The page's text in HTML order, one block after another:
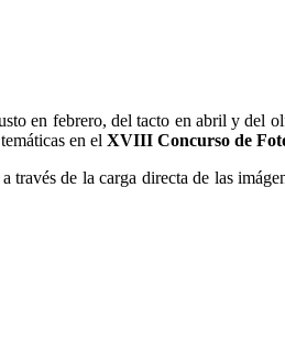
en febrero, del tacto en abril y del
en el XVIII Concurso de
de la carga directa de las